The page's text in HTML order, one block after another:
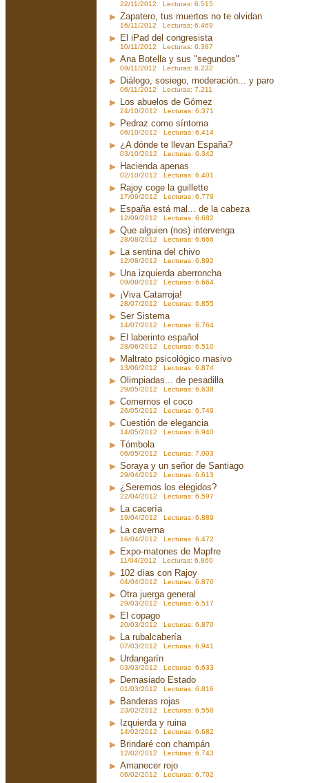
22/11/2012 Lecturas: 6.515
Zapatero, tus muertos no te olvidan
16/11/2012 Lecturas: 6.469
El iPad del congresista
10/11/2012 Lecturas: 6.387
Ana Botella y sus "segundos"
09/11/2012 Lecturas: 6.232
Diálogo, sosiego, moderación... y paro
06/11/2012 Lecturas: 7.211
Los abuelos de Gómez
24/10/2012 Lecturas: 6.371
Pedraz como síntoma
06/10/2012 Lecturas: 6.414
¿A dónde te llevan España?
03/10/2012 Lecturas: 6.342
Hacienda apenas
02/10/2012 Lecturas: 6.401
Rajoy coge la guillette
17/09/2012 Lecturas: 6.779
España está mal... de la cabeza
12/09/2012 Lecturas: 6.682
Que alguien (nos) intervenga
28/08/2012 Lecturas: 6.666
La sentina del chivo
12/08/2012 Lecturas: 6.892
Una izquierda aberroncha
09/08/2012 Lecturas: 6.664
¡Viva Catarroja!
28/07/2012 Lecturas: 6.855
Ser Sistema
14/07/2012 Lecturas: 6.764
El laberinto español
28/06/2012 Lecturas: 6.510
Maltrato psicológico masivo
13/06/2012 Lecturas: 6.874
Olimpiadas... de pesadilla
29/05/2012 Lecturas: 6.638
Comernos el coco
26/05/2012 Lecturas: 6.749
Cuestión de elegancia
14/05/2012 Lecturas: 6.940
Tómbola
06/05/2012 Lecturas: 7.003
Soraya y un señor de Santiago
29/04/2012 Lecturas: 6.613
¿Seremos los elegidos?
22/04/2012 Lecturas: 6.597
La cacería
19/04/2012 Lecturas: 6.889
La caverna
16/04/2012 Lecturas: 6.472
Expo-matones de Mapfre
11/04/2012 Lecturas: 6.860
102 días con Rajoy
04/04/2012 Lecturas: 6.876
Otra juerga general
29/03/2012 Lecturas: 6.517
El copago
20/03/2012 Lecturas: 6.870
La rubalcabería
07/03/2012 Lecturas: 6.941
Urdangarín
03/03/2012 Lecturas: 6.633
Demasiado Estado
01/03/2012 Lecturas: 6.816
Banderas rojas
23/02/2012 Lecturas: 6.558
Izquierda y ruina
14/02/2012 Lecturas: 6.682
Brindaré con champán
12/02/2012 Lecturas: 6.743
Amanecer rojo
06/02/2012 Lecturas: 6.702